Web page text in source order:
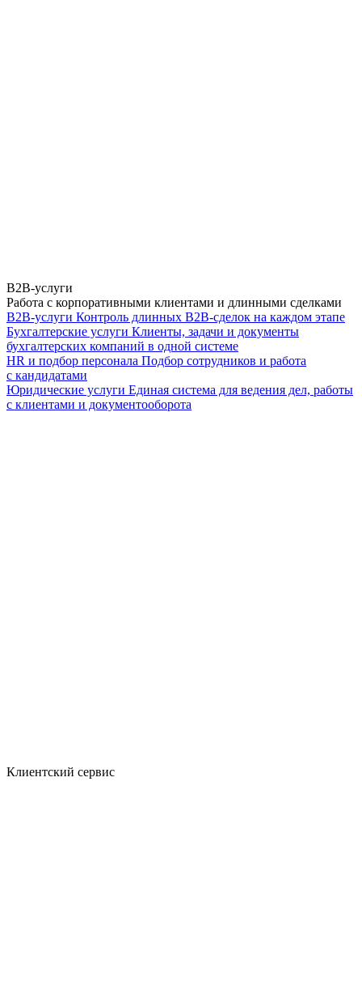
B2B-услуги
Работа с корпоративными клиентами и длинными сделками
B2B-услуги Контроль длинных B2B-сделок на каждом этапе
Бухгалтерские услуги Клиенты, задачи и документы
бухгалтерских компаний в одной системе
HR и подбор персонала Подбор сотрудников и работа
с кандидатами
Юридические услуги Единая система для ведения дел, работы
с клиентами и документооборота
Клиентский сервис